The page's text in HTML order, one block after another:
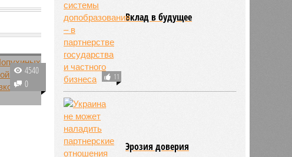
4540
0
11
Вклад в будущее
Эрозия доверия